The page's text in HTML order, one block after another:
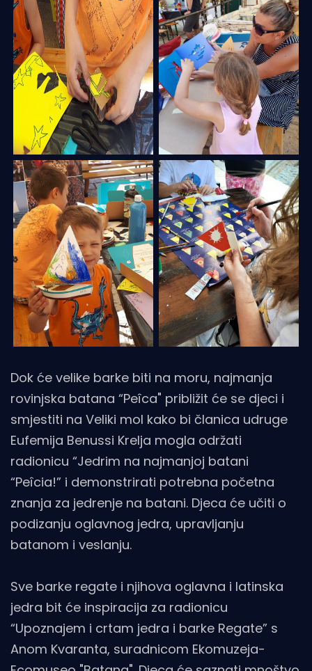
Dok će velike barke biti na moru, najmanja
rovinjska batana “Peîca" približit će se djeci i
smjestiti na Veliki mol kako bi članica udruge
Eufemija Benussi Krelja mogla održati
radionicu “Jedrim na najmanjoj batani
“Peîcia!” i demonstrirati potrebna početna
znanja za jedrenje na batani. Djeca će učiti o
podizanju oglavnog jedra, upravljanju
batanom i veslanju.
Sve barke regate i njihova oglavna i latinska
jedra bit će inspiracija za radionicu
“Upoznajem i crtam jedra i barke Regate” s
Anom Kvaranta, suradnicom Ekomuzeja-